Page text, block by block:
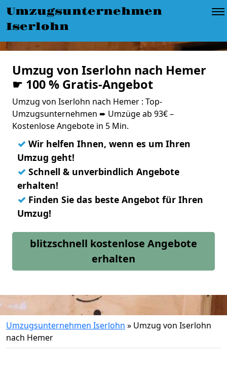
Umzugsunternehmen
Iserlohn
Umzug von Iserlohn nach Hemer
☛ 100 % Gratis-Angebot
Umzug von Iserlohn nach Hemer : Top-
Umzugsunternehmen ➨ Umzüge ab 93€ –
Kostenlose Angebote in 5 Min.
✓ Wir helfen Ihnen, wenn es um Ihren
Umzug geht!
✓ Schnell & unverbindlich Angebote
erhalten!
✓ Finden Sie das beste Angebot für Ihren
Umzug!
blitzschnell kostenlose Angebote
erhalten
Umzugsunternehmen Iserlohn » Umzug von Iserlohn
nach Hemer